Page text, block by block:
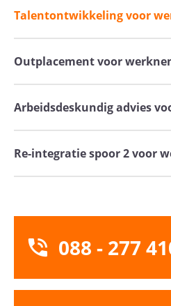
Talentontwikkeling voor
Outplacement voor
Arbeidsdeskundig advies
Re-integratie spoor 2 voor
088 - 277